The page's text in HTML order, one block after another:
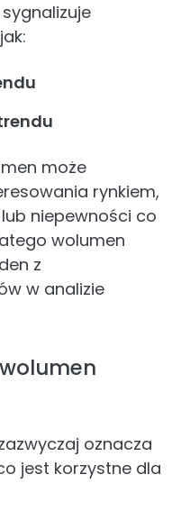
może
rynkiem,
niepewności co
wolumen
z
w analizie
oznacza
jest korzystne dla